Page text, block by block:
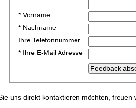
* Vorname
* Nachname
Ihre Telefonnummer
* Ihre E-Mail Adresse
uns direkt kontaktieren möchten,